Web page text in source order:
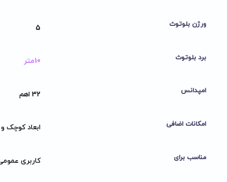
ورژن بلوتوث 5
برد بلوتوث 10متر
امپدانس 32 اهم
امکانات اضافی ابعاد کوچک
مناسب برای کاربری